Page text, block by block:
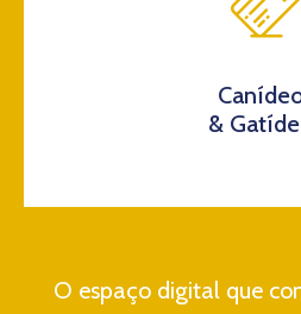
&
O espaço digital que